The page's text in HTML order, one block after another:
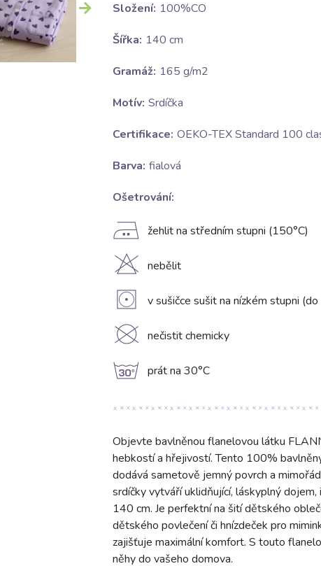
Složení: 100%CO
Šířka: 140 cm
Gramáž: 165 g/m2
Motív: Srdíčka
Certifikace: OEKO-TEX Standard 100
Barva: fialová
Ošetrování:
E žehlit na středním stupni (150°C)
H nebělit
V v sušičce sušit na nízkém stupni (do
K nečistit chemicky
g prát na 30°C
Objevte bavlněnou flanelovou látku
hebkostí a hřejivostí. Tento 100%
dodává sametově jemný povrch a
srdíčky vytváří uklidňující, láskyplný
140 cm. Je perfektní na šití dětského
dětského povlečení či hnízdeček pro
zajišťuje maximální komfort. S touto
něhy do vašeho domova.